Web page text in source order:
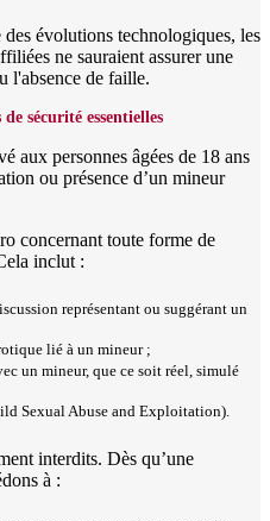
évolutions technologiques, les
ne sauraient assurer une
l'absence de faille.
sécurité essentielles
aux personnes âgées de 18 ans
ou présence d’un mineur
concernant toute forme de
inclut :
représentant ou suggérant un
lié à un mineur ;
un mineur, que ce soit réel, simulé
Sexual Abuse and Exploitation).
interdits. Dès qu’une
à :